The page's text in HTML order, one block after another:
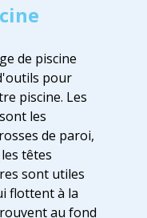
de piscine
pour
piscine. Les
les
de paroi,
têtes
sont utiles
flottent à la
au fond